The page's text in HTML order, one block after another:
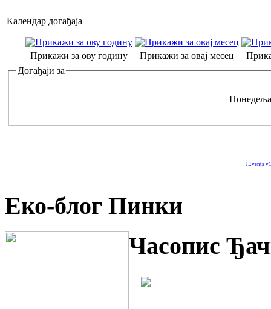
Календар догађаја
Прикажи за ову годину Прикажи за овај месец
Догађаји за
JEvents
Еко-блог Пинки
Часопис